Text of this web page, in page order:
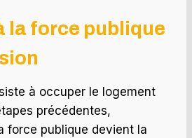
la force publique
à occuper le logement
précédentes,
force publique devient la